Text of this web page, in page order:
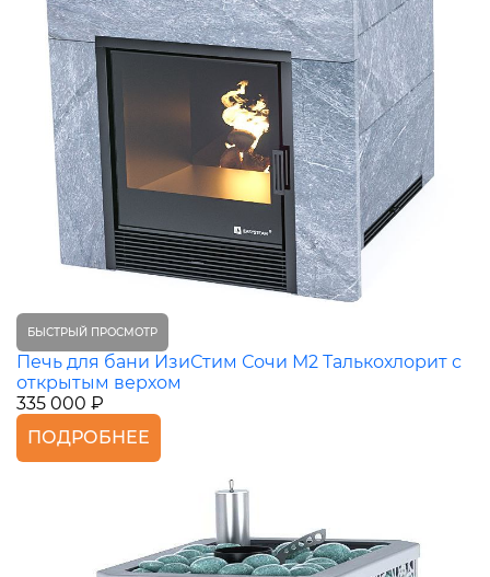
БЫСТРЫЙ ПРОСМОТР
Печь для бани ИзиСтим Сочи М2 Талькохлорит с
открытым верхом
335 000 ₽
ПОДРОБНЕЕ